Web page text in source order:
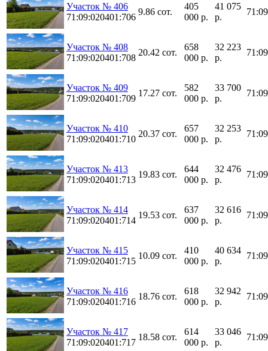
Участок № 406
71:09:020401:706
9.86 сот.
405
000 р.
41 075
р.
Участок № 408
71:09:020401:708
20.42 сот.
658
000 р.
32 223
р.
Участок № 409
71:09:020401:709
17.27 сот.
582
000 р.
33 700
р.
Участок № 410
71:09:020401:710
20.37 сот.
657
000 р.
32 253
р.
Участок № 413
71:09:020401:713
19.83 сот.
644
000 р.
32 476
р.
Участок № 414
71:09:020401:714
19.53 сот.
637
000 р.
32 616
р.
Участок № 415
71:09:020401:715
10.09 сот.
410
000 р.
40 634
р.
Участок № 416
71:09:020401:716
18.76 сот.
618
000 р.
32 942
р.
Участок № 417
71:09:020401:717
18.58 сот.
614
000 р.
33 046
р.